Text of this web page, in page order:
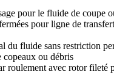
pour le fluide de coupe
pour ligne de
du fluide sans restriction
copeaux ou débris
roulement avec rotor fileté